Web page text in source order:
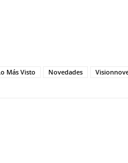
Más Visto Novedades